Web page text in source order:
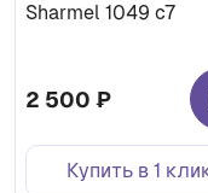
Sharmel 1049 c7
2 500 ₽
Купить в 1